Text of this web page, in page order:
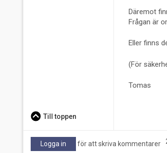
Däremot
Frågan är
Eller finns
(För
Tomas
Till toppen
Logga in för att skriva kommentarer